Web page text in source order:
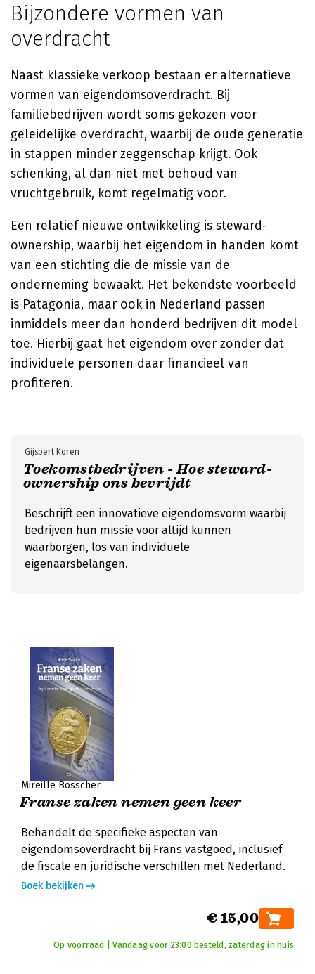
Bijzondere vormen van
overdracht
Naast klassieke verkoop bestaan er alternatieve
vormen van eigendomsoverdracht. Bij
familiebedrijven wordt soms gekozen voor
geleidelijke overdracht, waarbij de oude generatie
in stappen minder zeggenschap krijgt. Ook
schenking, al dan niet met behoud van
vruchtgebruik, komt regelmatig voor.
Een relatief nieuwe ontwikkeling is steward-
ownership, waarbij het eigendom in handen komt
van een stichting die de missie van de
onderneming bewaakt. Het bekendste voorbeeld
is Patagonia, maar ook in Nederland passen
inmiddels meer dan honderd bedrijven dit model
toe. Hierbij gaat het eigendom over zonder dat
individuele personen daar financieel van
profiteren.
Toekomstbedrijven - Hoe steward-
ownership ons bevrijdt
Gijsbert Koren
Beschrijft een innovatieve eigendomsvorm waarbij
bedrijven hun missie voor altijd kunnen
waarborgen, los van individuele
eigenaarsbelangen.
Mireille Bosscher
Franse zaken nemen geen keer
Behandelt de specifieke aspecten van
eigendomsoverdracht bij Frans vastgoed, inclusief
de fiscale en juridische verschillen met Nederland.
Boek bekijken
€ 15,00
Op voorraad | Vandaag voor 23:00 besteld, zaterdag in huis